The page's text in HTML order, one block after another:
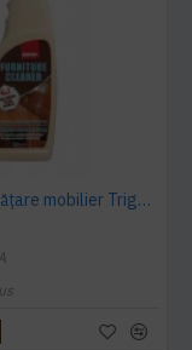
Sano Spray curățare mobilier Trigger 500ml